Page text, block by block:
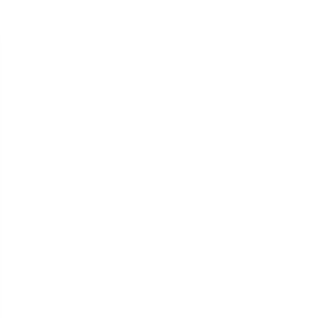
на колодцы сетей водопровода, канализации,
чугуна (ВЧШГ) имеют много преимуществ:
без грузоподъемной техники и недорогая логистика.
возможность кражи, усложняет проникновение в
с интенсивным движением, где могут
тяжелые из высококачественного